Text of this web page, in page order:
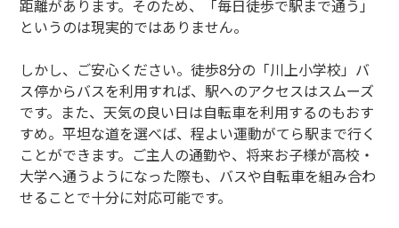
距離があります。そのため、「毎日徒歩で駅まで通う」
というのは現実的ではありません。
しかし、ご安心ください。徒歩8分の「川上小学校」バ
ス停からバスを利用すれば、駅へのアクセスはスムーズ
です。また、天気の良い日は自転車を利用するのもおす
すめ。平坦な道を選べば、程よい運動がてら駅まで行く
ことができます。ご主人の通勤や、将来お子様が高校・
大学へ通うようになった際も、バスや自転車を組み合わ
せることで十分に対応可能です。